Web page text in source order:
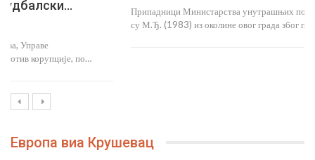
Припадници Министарства унутрашњих послова у Крушевцу ухапсили
су М.Ђ. (1983) из околине овог града због постојања…
Европа виа Крушевац